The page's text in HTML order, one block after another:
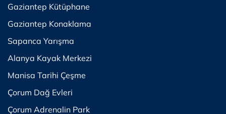
Gaziantep Kütüphane
Gaziantep Konaklama
Sapanca Yarışma
Alanya Kayak Merkezi
Manisa Tarihi Çeşme
Çorum Dağ Evleri
Çorum Adrenalin Park